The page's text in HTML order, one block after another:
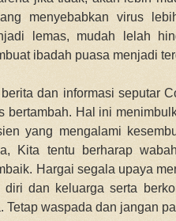
menyebabkan virus
lemas, mudah lelah
ibadah puasa menjadi
dan informasi seputar
bertambah. Hal ini
yang mengalami
Kita tentu berharap
Hargai segala upaya
dan keluarga serta
Tetap waspada dan jangan